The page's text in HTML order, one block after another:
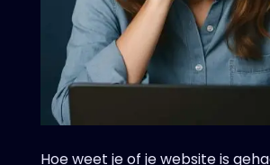
Hoe weet je of je website is